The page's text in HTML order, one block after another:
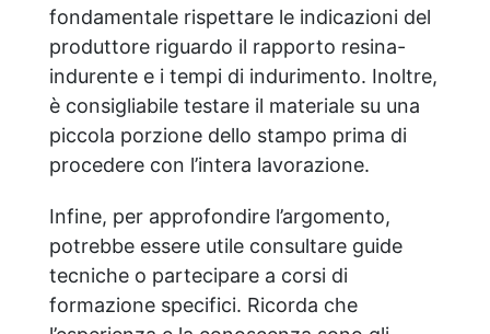
fondamentale rispettare le indicazioni del
produttore riguardo il rapporto resina-
indurente e i tempi di indurimento. Inoltre,
è consigliabile testare il materiale su una
piccola porzione dello stampo prima di
procedere con l’intera lavorazione.
Infine, per approfondire l’argomento,
potrebbe essere utile consultare guide
tecniche o partecipare a corsi di
formazione specifici. Ricorda che